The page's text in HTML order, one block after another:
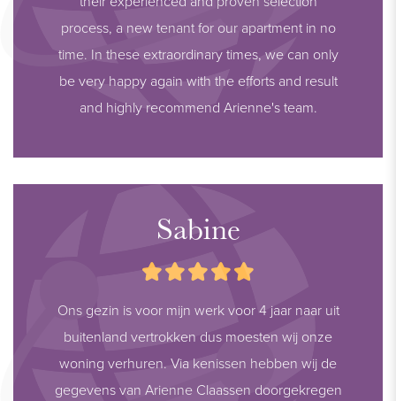
process, a new tenant for our apartment in no
time. In these extraordinary times, we can only
be very happy again with the efforts and result
and highly recommend Arienne's team.
Sabine
Ons gezin is voor mijn werk voor 4 jaar naar uit
buitenland vertrokken dus moesten wij onze
woning verhuren. Via kenissen hebben wij de
gegevens van Arienne Claassen doorgekregen